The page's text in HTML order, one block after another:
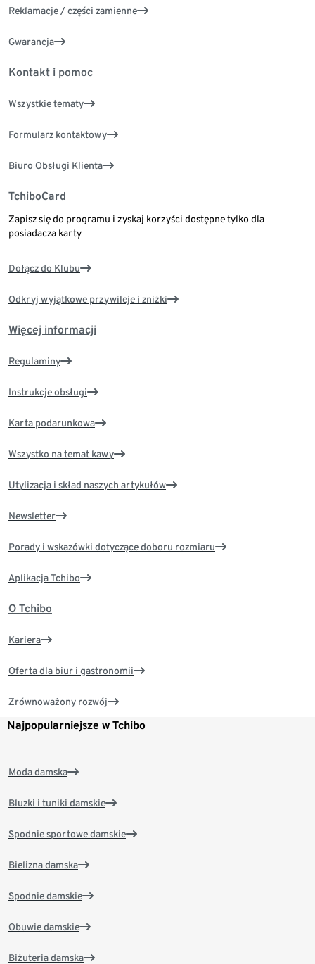
Reklamacje / części zamienne
Gwarancja
Kontakt i pomoc
Wszystkie tematy
Formularz kontaktowy
Biuro Obsługi Klienta
TchiboCard
Zapisz się do programu i zyskaj korzyści dostępne tylko dla
posiadacza karty
Dołącz do Klubu
Odkryj wyjątkowe przywileje i zniżki
Więcej informacji
Regulaminy
Instrukcje obsługi
Karta podarunkowa
Wszystko na temat kawy
Utylizacja i skład naszych artykułów
Newsletter
Porady i wskazówki dotyczące doboru rozmiaru
Aplikacja Tchibo
O Tchibo
Kariera
Oferta dla biur i gastronomii
Zrównoważony rozwój
Najpopularniejsze w Tchibo
Moda damska
Bluzki i tuniki damskie
Spodnie sportowe damskie
Bielizna damska
Spodnie damskie
Obuwie damskie
Biżuteria damska